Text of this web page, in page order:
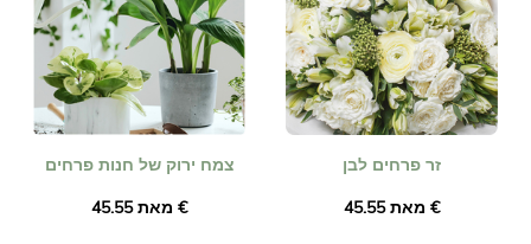
צמח ירוק של חנות פרחים
מאת ‏45.55 €
זר פרחים לבן
מאת ‏45.55 €